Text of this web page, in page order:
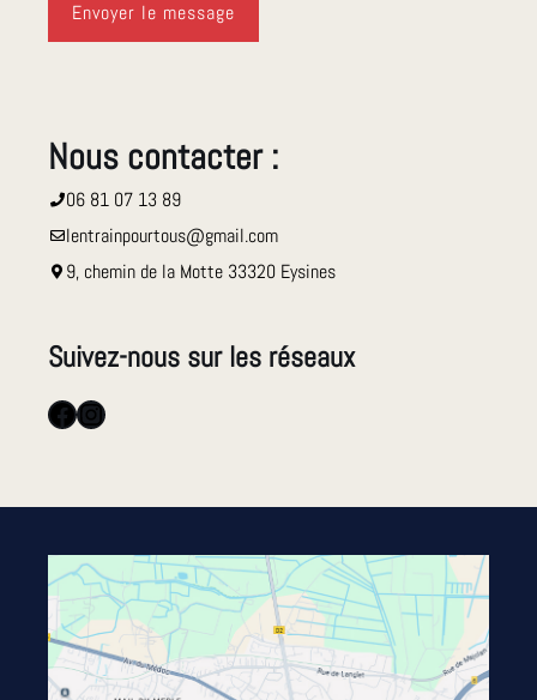
Envoyer le message
Nous contacter :
06 81 07 13 89
lentrainpourtous@gmail.com
9, chemin de la Motte 33320 Eysines
Suivez-nous sur les réseaux
Facebook
Instagram